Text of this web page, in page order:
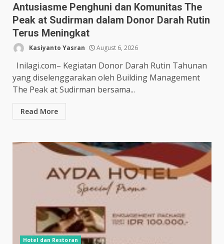
Antusiasme Penghuni dan Komunitas The
Peak at Sudirman dalam Donor Darah Rutin
Terus Meningkat
Kasiyanto Yasran August 6, 2026
Inilagi.com– Kegiatan Donor Darah Rutin Tahunan
yang diselenggarakan oleh Building Management
The Peak at Sudirman bersama...
Read More
Hotel dan Restoran